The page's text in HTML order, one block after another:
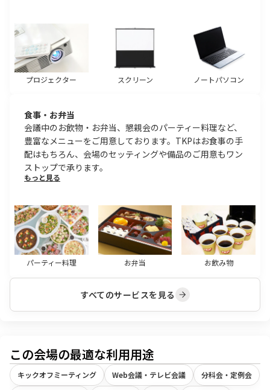
プロジェクター スクリーン ノートパソコン
食事・お弁当
会議中のお飲物・お弁当、懇親会のパーティー料理など、
豊富なメニューをご用意しております。TKPはお食事の手
配はもちろん、会場のセッティングや備品のご用意もワン
ストップで承ります。
もっと見る
パーティー料理 お弁当 お飲み物
すべてのサービスを見る
この会場の最適な利用用途
キックオフミーティング Web会議・テレビ会議 分科会・定例会